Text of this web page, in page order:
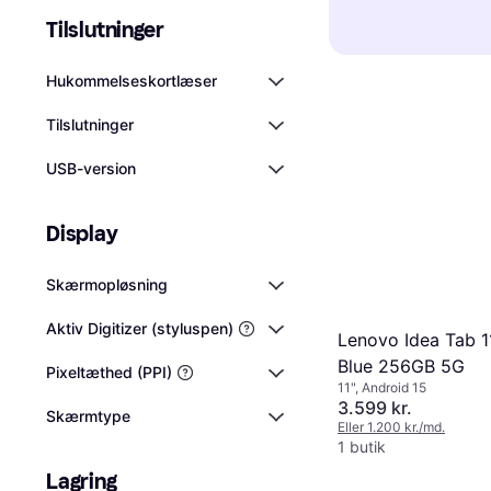
Tilslutninger
Hukommelseskortlæser
Tilslutninger
USB-version
Display
Skærmopløsning
Aktiv Digitizer (styluspen)
Pixeltæthed (PPI)
Skærmtype
Lagring
Lenovo Idea Tab
Blue 256GB 5G
11", Android 15
3.599 kr.
Eller 1.200 kr./md.
1 butik
der passer
fleksibilitet og
på farten
en oplader.